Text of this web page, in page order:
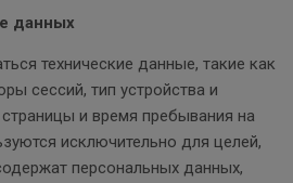
данных
технические данные, такие как
сессий, тип устройства и
и время пребывания на
исключительно для целей,
персональных данных,